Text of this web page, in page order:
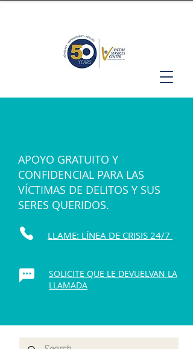
APOYO GRATUITO Y
CONFIDENCIAL PARA LAS
VÍCTIMAS DE DELITOS Y SUS
SERES QUERIDOS.
LLAME: LÍNEA DE CRISIS 24/7
SOLICITE QUE LE DEVUELVAN LA
LLAMADA